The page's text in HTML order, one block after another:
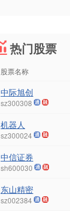
热门股票
股票名称
中际旭创
sz300308
机器人
sz300024
中信证券
sh600030
东山精密
sz002384